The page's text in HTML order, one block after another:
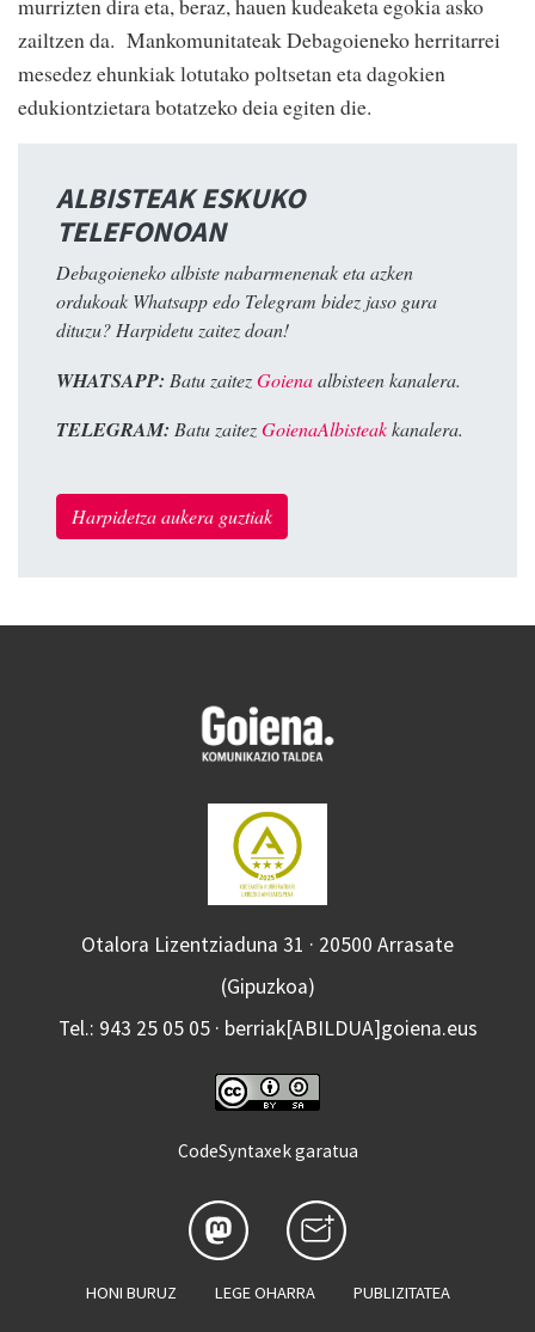
zailtzen da. Mankomunitateak Debagoieneko herritarrei
mesedez ehunkiak lotutako poltsetan eta dagokien
edukiontzietara botatzeko deia egiten die.
ALBISTEAK ESKUKO
TELEFONOAN
Debagoieneko albiste nabarmenenak eta azken
ordukoak Whatsapp edo Telegram bidez jaso gura
dituzu? Harpidetu zaitez doan!
WHATSAPP: Batu zaitezGoienaalbisteen kanalera.
TELEGRAM: Batu zaitezGoienaAlbisteakkanalera.
Harpidetza aukera guztiak
Otalora Lizentziaduna 31 · 20500 Arrasate
(Gipuzkoa)
Tel.: 943 25 05 05 · berriak[ABILDUA]goiena.eus
CodeSyntaxek garatua
HONI BURUZ LEGE OHARRA PUBLIZITATEA